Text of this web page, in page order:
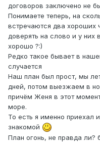
договоров заключено не
Понимаете теперь, на
встречаются два хороших
доверять на слово и у них
хорошо ?:)
Редко такое бывает в
случается
Наш план был прост, мы
дней, потом выезжаем в
причём Женя в этот
море.
То есть я именно приехал
знакомой
План огонь, не правда ли?